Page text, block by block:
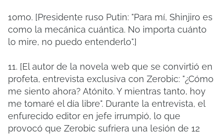
10mo. [Presidente ruso Putin: "Para mí, Shinjiro es
como la mecánica cuántica. No importa cuánto
lo mire, no puedo entenderlo".]
11. [El autor de la novela web que se convirtió en
profeta, entrevista exclusiva con Zerobic: "¿Cómo
me siento ahora? Atónito. Y mientras tanto, hoy
me tomaré el día libre". Durante la entrevista, el
enfurecido editor en jefe irrumpió, lo que
provocó que Zerobic sufriera una lesión de 12